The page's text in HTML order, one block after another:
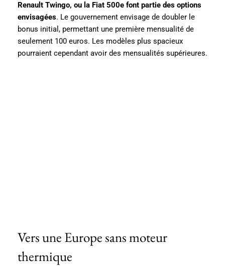
Renault Twingo, ou la Fiat 500e font partie des options
envisagées. Le gouvernement envisage de doubler le
bonus initial, permettant une première mensualité de
seulement 100 euros. Les modèles plus spacieux
pourraient cependant avoir des mensualités supérieures.
Vers une Europe sans moteur
thermique